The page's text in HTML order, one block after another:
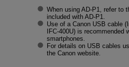
When using AD-P1, refer to
included with AD-P1.
Use of a Canon USB cable
IFC-400U) is recommended
smartphones.
For details on USB cables
the Canon website.